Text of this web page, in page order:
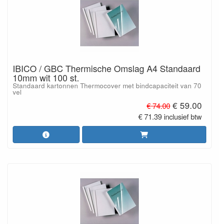
IBICO / GBC Thermische Omslag A4 Standaard
10mm wit 100 st.
Standaard kartonnen Thermocover met bindcapaciteit van 70
vel
€ 74.00 € 59.00
€ 71.39 inclusief btw